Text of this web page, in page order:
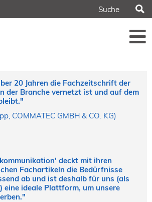
20 Jahren die Fachzeitschrift der
der Branche vernetzt ist und auf dem
COMMATEC GMBH & CO. KG)
deckt mit ihren
Fachartikeln die Bedürfnisse
ab und ist deshalb für uns (als
eine ideale Plattform, um unsere